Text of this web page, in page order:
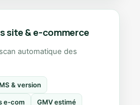
site & e-commerce
automatique des
& version
e-com GMV estimé